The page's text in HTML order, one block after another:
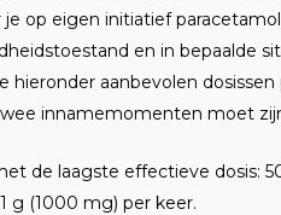
op eigen initiatief
en in bepaalde
hieronder aanbevolen
innamemomenten moet
de laagste effectieve dosis:
g (1000 mg) per keer.